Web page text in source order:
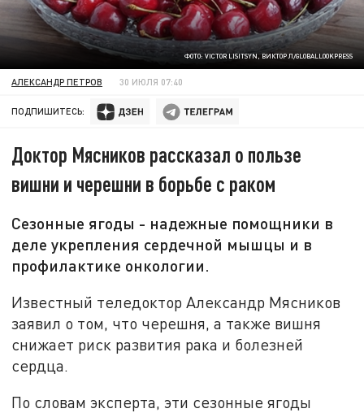
ФОТО: VICTOR LISITSYN, ВИКТОР Л/GLOBALLOOKPRESS
АЛЕКСАНДР ПЕТРОВ 30 ИЮЛЯ 07:40
ПОДПИШИТЕСЬ:
Доктор Мясников рассказал о пользе
вишни и черешни в борьбе с раком
Сезонные ягоды - надежные помощники в
деле укрепления сердечной мышцы и в
профилактике онкологии.
Известный теледоктор Александр Мясников
заявил о том, что черешня, а также вишня
снижает риск развития рака и болезней
сердца.
По словам эксперта, эти сезонные ягоды